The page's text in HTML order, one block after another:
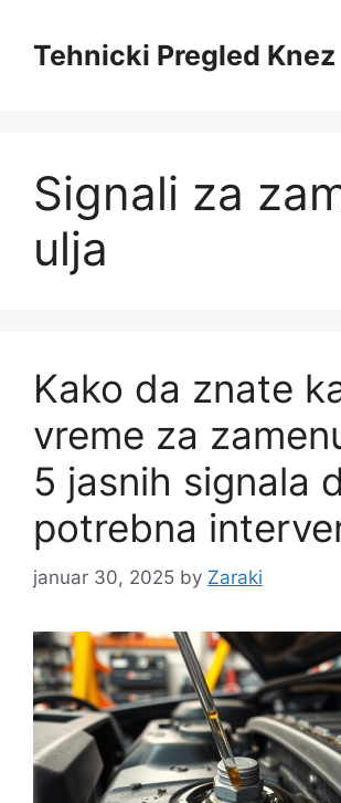
contentTehnicki Pregled Knez
Signali za
ulja
Kako da znate
vreme za
5 jasnih signala
potrebna
januar 30, 2025 by Zaraki